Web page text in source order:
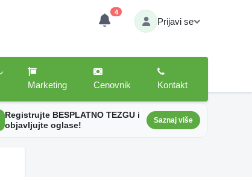
4
Prijavi se
Marketing
Cenovnik Kontakt
Registrujte BESPLATNO TEZGU i
objavljujte oglase!
Saznaj više